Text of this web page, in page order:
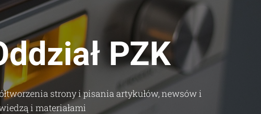
PZK​
strony i pisania artykułów, newsów i
i materiałami